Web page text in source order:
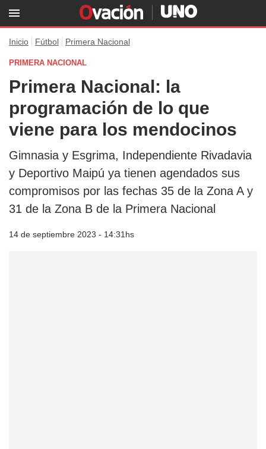
Inicio Fútbol Primera Nacional
PRIMERA NACIONAL
Primera Nacional: la
programación de lo que
viene para los mendocinos
Gimnasia y Esgrima, Independiente Rivadavia
y Deportivo Maipú ya tienen agendados sus
compromisos por las fechas 35 de la Zona A y
31 de la Zona B de la Primera Nacional
14 de septiembre 2023 - 14:31hs